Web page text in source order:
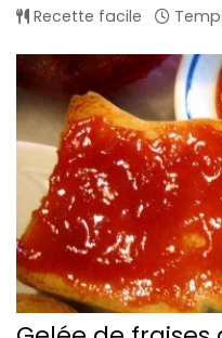
Recette facile